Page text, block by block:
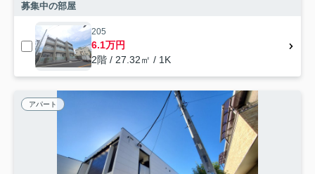
募集中の部屋
205
6.1万円
2階 / 27.32㎡ / 1K
アパート